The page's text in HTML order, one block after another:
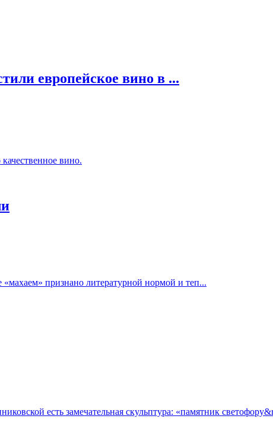
европейское вино в ...
вино.
«махаем» признано литературной нормой и теп...
есть замечательная скульптура: «памятник